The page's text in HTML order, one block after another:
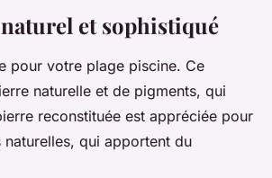
et sophistiqué
pour votre plage piscine. Ce
naturelle et de pigments, qui
reconstituée est appréciée pour
naturelles, qui apportent du